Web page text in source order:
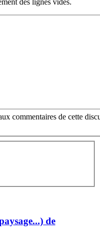
des lignes vides.
commentaires de cette
de